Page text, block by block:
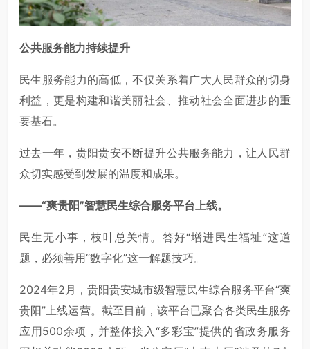
公共服务能力持续提升
民生服务能力的高低，不仅关系着广大人民群众的切身
利益，更是构建和谐美丽社会、推动社会全面进步的重
要基石。
过去一年，贵阳贵安不断提升公共服务能力，让人民群
众切实感受到发展的温度和成果。
——“爽贵阳”智慧民生综合服务平台上线。
民生无小事，枝叶总关情。答好“增进民生福祉”这道
题，必须善用“数字化”这一解题技巧。
2024年2月，贵阳贵安城市级智慧民生综合服务平台“爽
贵阳”上线运营。截至目前，该平台已聚合各类民生服务
应用500余项，并整体接入“多彩宝”提供的省政务服务